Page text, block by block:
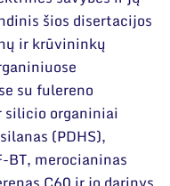
šios disertacijos
ir krūvininkų
su fulereno
organiniai
(PDHS),
BT, merocianinas